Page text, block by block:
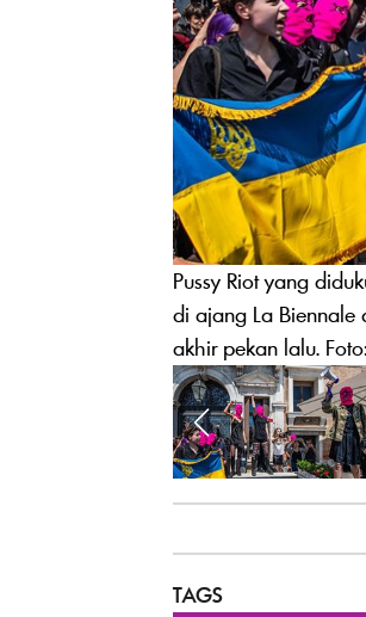
Pussy Riot yang
di ajang La Biennale
akhir pekan lalu.
TAGS